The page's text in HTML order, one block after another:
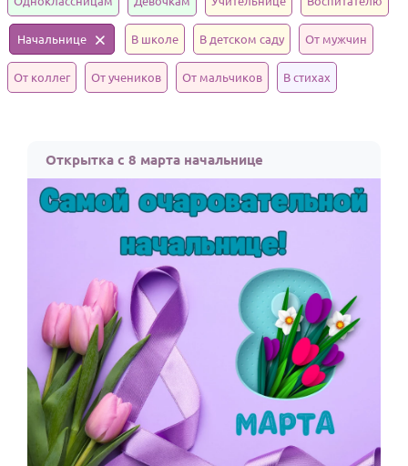
С Днем рождения
Юбилей
Свадьба
КОМУ
Женщине
Детям
Все родственники
ПЕРСОНАЛЬНЫЕ
Пожелания
По именам
Начальнице В школе В детском саду От мужчин
От коллег От учеников От мальчиков В стихах
Открытка с 8 марта начальнице